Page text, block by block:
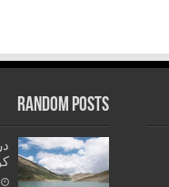
Random Posts